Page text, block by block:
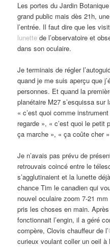
Les portes du Jardin
grand public mais dès 21h,
l’entrée. Il faut dire que les
lunette de l’observatoire et
dans son oculaire.
Je terminais de régler
quand je me suis aperçu que
personnes. Et quand la
planétaire M27 s’esquissa
« c’est quoi comme
regarde », « c’est quoi le petit
ça marche », « ça coûte cher
Je n’avais pas prévu de
retrouvais coincé entre le
s’agglutinaient et la lunette
chance Tim le canadien qui
nouvel oculaire zoom 7-21
pris les choses en main.
fonctionnait l’engin, il a géré
compère, Clovis chauffeur de l’
curieux voulant coller un oeil à